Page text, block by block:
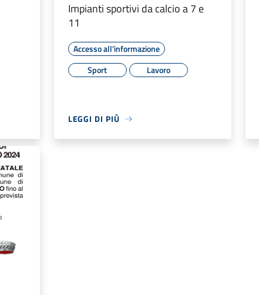
Impianti sportivi da calcio a 7 e
11
Accesso all'informazione
Sport
Lavoro
LEGGI DI PIÙ